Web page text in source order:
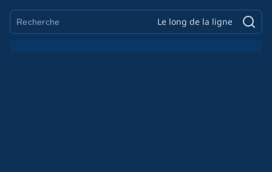
Le long de la ligne